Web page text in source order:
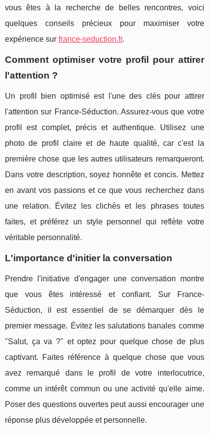
vous êtes à la recherche de belles rencontres, voici
quelques conseils précieux pour maximiser votre
expérience sur france-seduction.fr.
Comment optimiser votre profil pour attirer
l'attention ?
Un profil bien optimisé est l'une des clés pour attirer
l'attention sur France-Séduction. Assurez-vous que votre
profil est complet, précis et authentique. Utilisez une
photo de profil claire et de haute qualité, car c'est la
première chose que les autres utilisateurs remarqueront.
Dans votre description, soyez honnête et concis. Mettez
en avant vos passions et ce que vous recherchez dans
une relation. Évitez les clichés et les phrases toutes
faites, et préférez un style personnel qui reflète votre
véritable personnalité.
L'importance d'initier la conversation
Prendre l'initiative d'engager une conversation montre
que vous êtes intéressé et confiant. Sur France-
Séduction, il est essentiel de se démarquer dès le
premier message. Évitez les salutations banales comme
"Salut, ça va ?" et optez pour quelque chose de plus
captivant. Faites référence à quelque chose que vous
avez remarqué dans le profil de votre interlocutrice,
comme un intérêt commun ou une activité qu'elle aime.
Poser des questions ouvertes peut aussi encourager une
réponse plus développée et personnelle.